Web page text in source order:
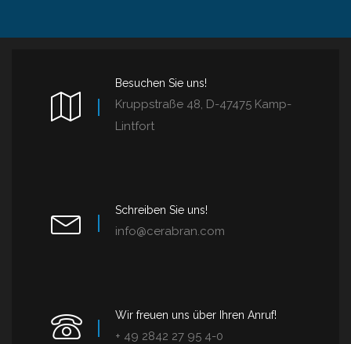
Besuchen Sie uns!
Kruppstraße 48, D-47475 Kamp-
Lintfort
Schreiben Sie uns!
info@cerabran.com
Wir freuen uns über Ihren Anruf!
+ 49 2842 27 95 4-0